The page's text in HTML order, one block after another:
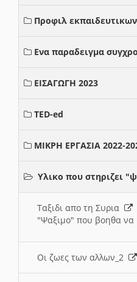
Προφιλ εκπαιδευτικων
Ενα παραδειγμα
ΕΙΣΑΓΩΓΗ 2023
TED-ed
ΜΙΚΡΗ ΕΡΓΑΣΙΑ 2022-
Υλικο που στηριζει
Ταξιδι απο τη Συρια
"Ψαξιμο" που βοηθα
Οι ζωες των αλλων_2